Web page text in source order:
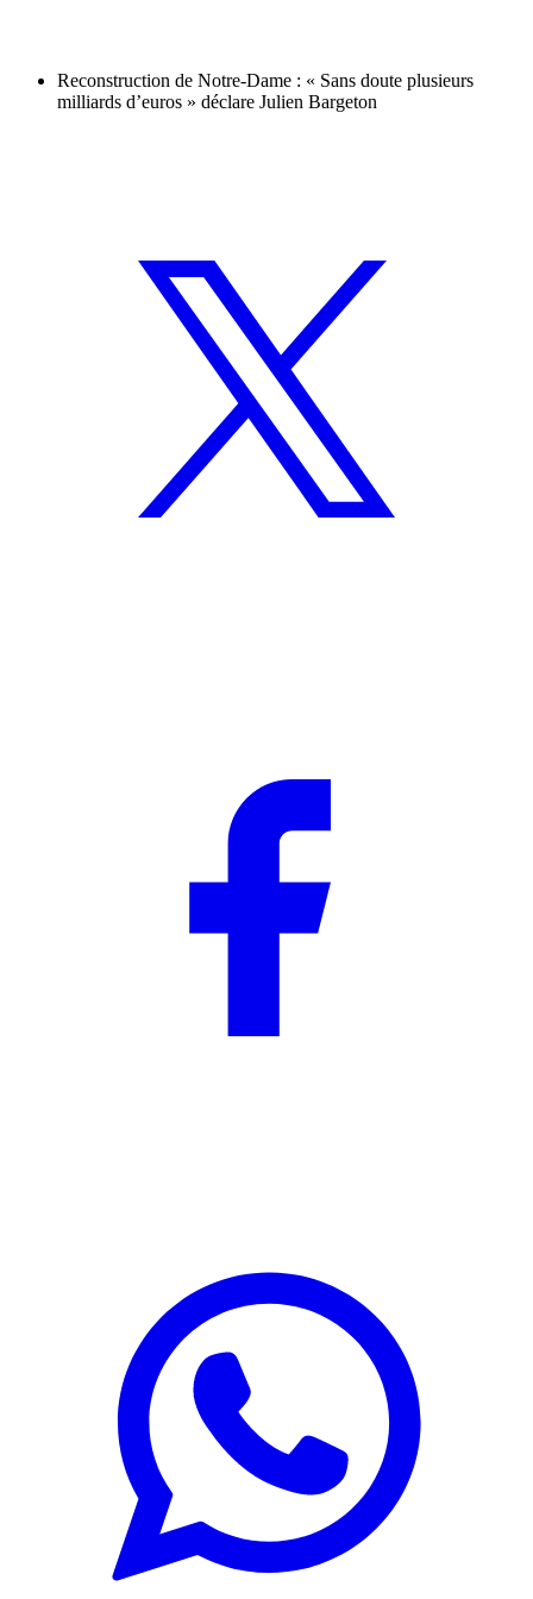
Reconstruction de Notre-Dame : « Sans doute plusieurs
milliards d’euros » déclare Julien Bargeton